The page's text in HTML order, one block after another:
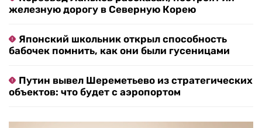
железную дорогу в Северную Корею
Японский школьник открыл способность
бабочек помнить, как они были гусеницами
Путин вывел Шереметьево из стратегических
объектов: что будет с аэропортом